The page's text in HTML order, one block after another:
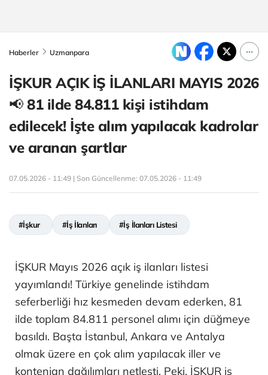
Haberler Uzmanpara
İŞKUR AÇIK İŞ İLANLARI MAYIS 2026
📢 81 ilde 84.811 kişi istihdam
edilecek! İşte alım yapılacak kadrolar
ve aranan şartlar
07.05.2026 - 11:49 | Son Güncellenme: 07.05.2026 - 11:49
#İşkur #İş İlanları #İş İlanları Listesi
İŞKUR Mayıs 2026 açık iş ilanları listesi
yayımlandı! Türkiye genelinde istihdam
seferberliği hız kesmeden devam ederken, 81
ilde toplam 84.811 personel alımı için düğmeye
basıldı. Başta İstanbul, Ankara ve Antalya
olmak üzere en çok alım yapılacak iller ve
kontenjan dağılımları netleşti. Peki, İŞKUR iş